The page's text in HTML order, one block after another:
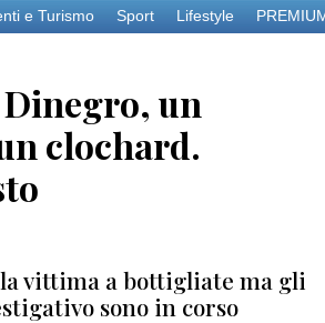
e Turismo Sport Lifestyle
un
clochard.
vittima a bottigliate ma gli
sono in corso